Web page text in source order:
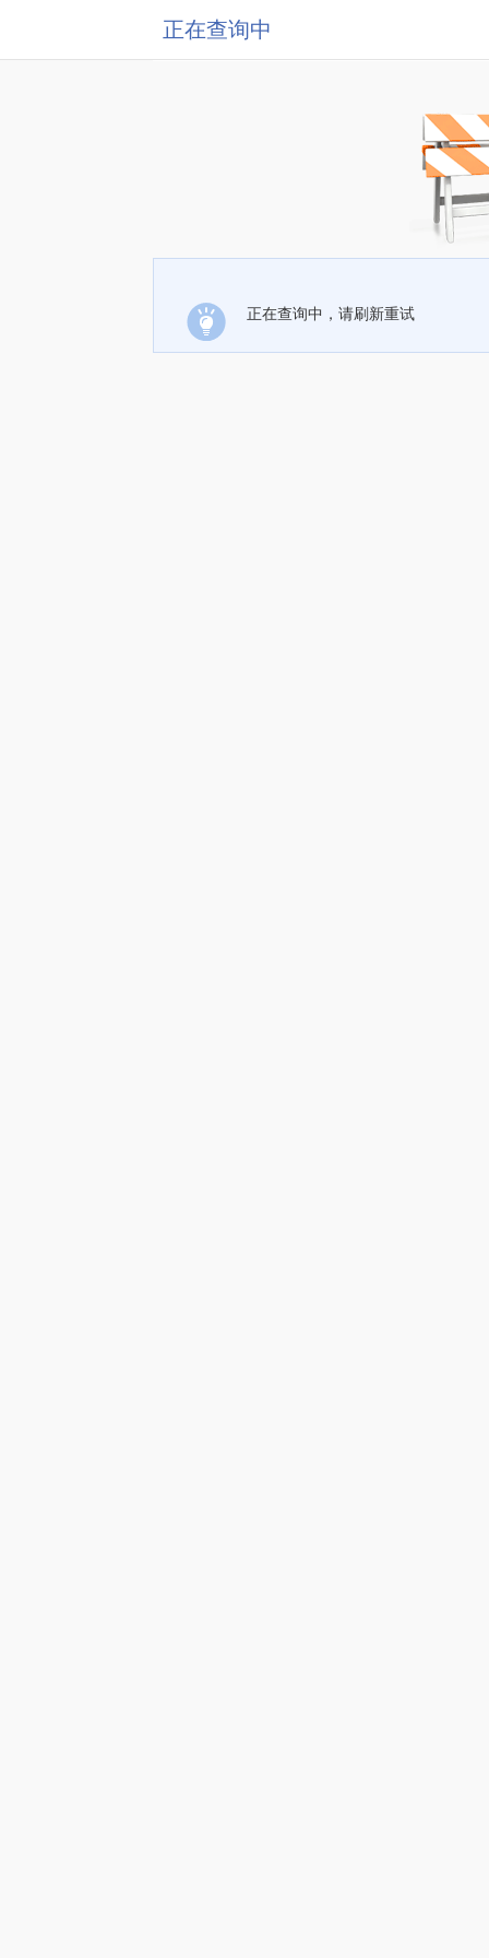
正在查询中
正在查询中，请刷新重试